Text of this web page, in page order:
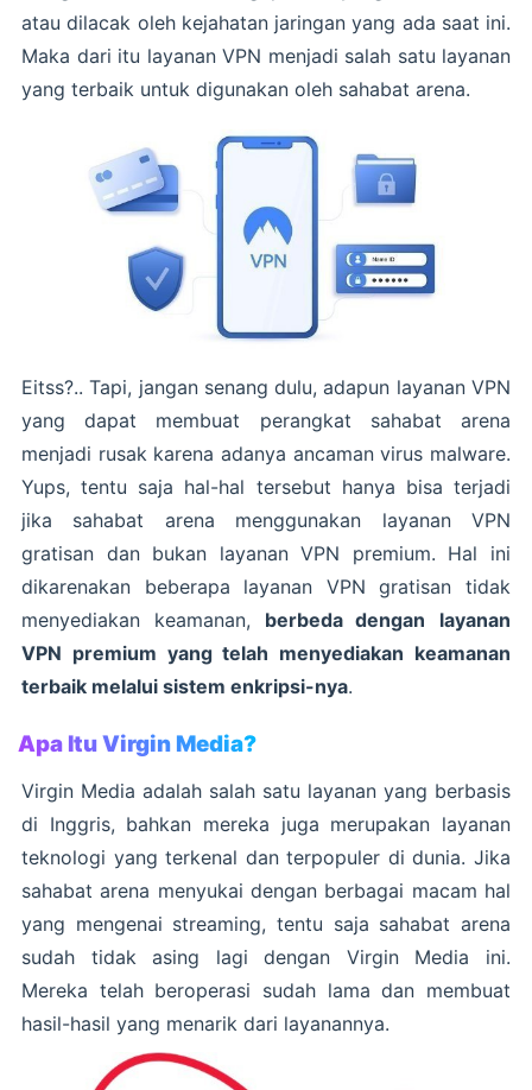
atau dilacak oleh kejahatan jaringan yang ada saat ini.
Maka dari itu layanan VPN menjadi salah satu layanan
yang terbaik untuk digunakan oleh sahabat arena.
Eitss?.. Tapi, jangan senang dulu, adapun layanan VPN
yang dapat membuat perangkat sahabat arena
menjadi rusak karena adanya ancaman virus malware.
Yups, tentu saja hal-hal tersebut hanya bisa terjadi
jika sahabat arena menggunakan layanan VPN
gratisan dan bukan layanan VPN premium. Hal ini
dikarenakan beberapa layanan VPN gratisan tidak
menyediakan keamanan, berbeda dengan
layanan
VPN premium yang telah menyediakan keamanan
terbaik melalui sistem enkripsi-nya.
Apa Itu Virgin Media?
Virgin Media adalah salah satu layanan yang berbasis
di Inggris, bahkan mereka juga merupakan layanan
teknologi yang terkenal dan terpopuler di dunia. Jika
sahabat arena menyukai dengan berbagai macam hal
yang mengenai streaming, tentu saja sahabat arena
sudah tidak asing lagi dengan Virgin Media ini.
Mereka telah beroperasi sudah lama dan membuat
hasil-hasil yang menarik dari layanannya.